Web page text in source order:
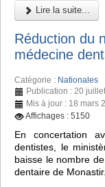
Lire la suite...
Réduction du
médecine
Catégorie : Nationales
Publication : 20
Mis à jour : 18 mars
Affichages : 5150
En concertation
dentistes, le
baisse le nombre
dentaire de Monastir.